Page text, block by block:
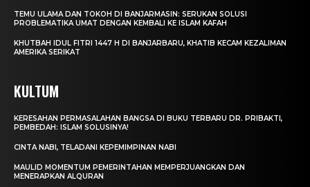
TEMU ULAMA DAN TOKOH DI BANJARMASIN: SERUKAN SOLUSI
PROBLEMATIKA UMAT DENGAN KEMBALI KE ISLAM KAFAH
KHUTBAH IDUL FITRI 1447 H DI BANJARBARU, KHATIB KECAM KEZALIMAN
AMERIKA SERIKAT
KULTUM
KERESAHAN PERMASALAHAN BANGSA DI BUKU TERBARU DR. PRIBAKTI,
PEMBEDAH: ISLAM SOLUSINYA!
CINTA NABI, TELADANI KEPEMIMPINAN NABI
MAULID MOMENTUM PEMERINTAHAN MEMPERJUANGKAN DAN
MENERAPKAN ALQURAN